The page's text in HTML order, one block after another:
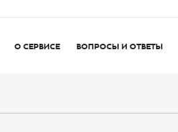
О СЕРВИСЕ ВОПРОСЫ И ОТВЕТЫ